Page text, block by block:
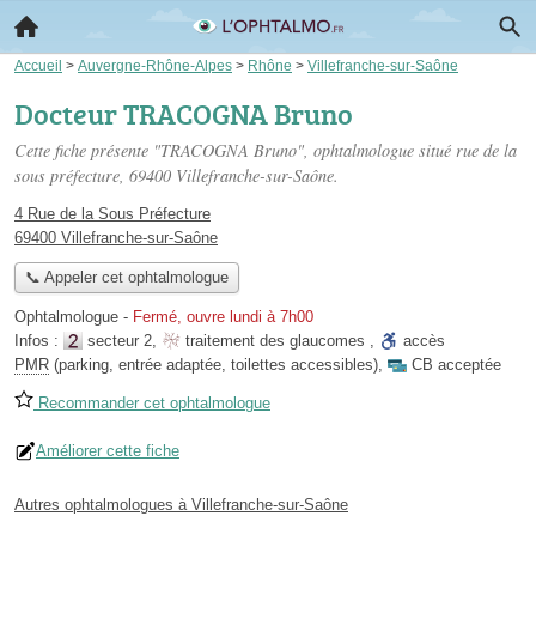
Accueil > Auvergne-Rhône-Alpes > Rhône > Villefranche-sur-Saône
Docteur TRACOGNA Bruno
Cette fiche présente "TRACOGNA Bruno", ophtalmologue situé rue de la
sous préfecture, 69400 Villefranche-sur-Saône.
4 Rue de la Sous Préfecture
69400 Villefranche-sur-Saône
📞 Appeler cet ophtalmologue
Ophtalmologue - Fermé, ouvre lundi à 7h00
Infos :
secteur 2, traitement des glaucomes ,
accès
PMR (parking, entrée adaptée, toilettes accessibles), CB acceptée
Recommander cet ophtalmologue
Améliorer cette fiche
Autres ophtalmologues à Villefranche-sur-Saône